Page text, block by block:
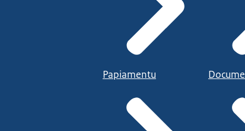
Papiamentu